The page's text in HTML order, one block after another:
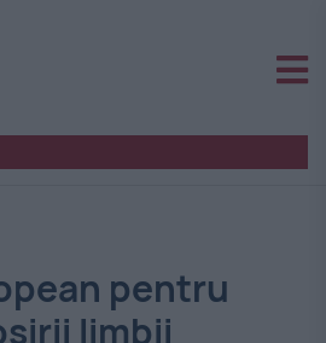
pentru
limbii